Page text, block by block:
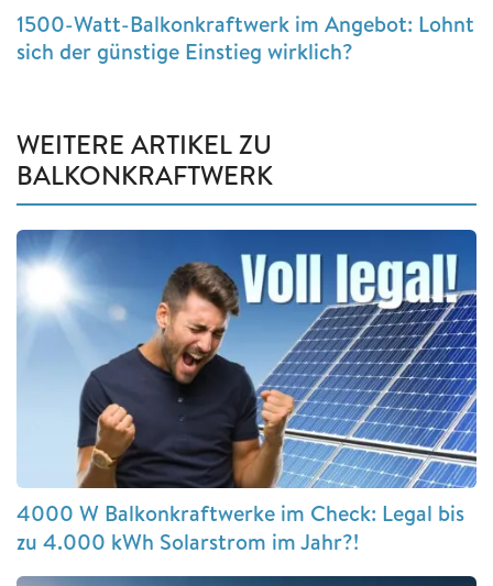
1500-Watt-Balkonkraftwerk im Angebot: Lohnt
sich der günstige Einstieg wirklich?
WEITERE ARTIKEL ZU
BALKONKRAFTWERK
4000 W Balkonkraftwerke im Check: Legal bis
zu 4.000 kWh Solarstrom im Jahr?!